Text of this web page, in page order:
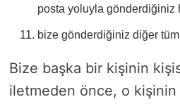
posta yoluyla gönderdiğiniz
bize gönderdiğiniz diğer
Bize başka bir kişinin
iletmeden önce, o